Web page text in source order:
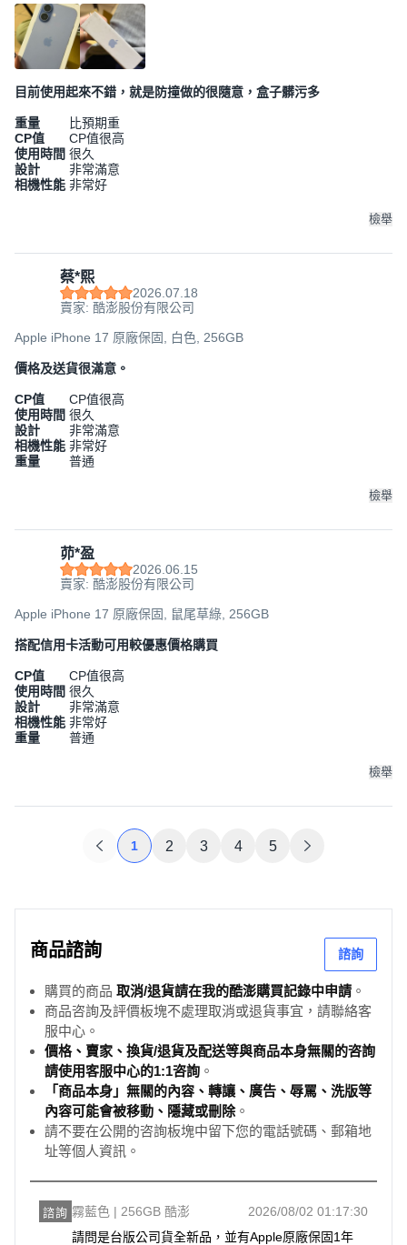
目前使用起來不錯，就是防撞做的很隨意，盒子髒污多
重量
比預期重
CP值
CP值很高
使用時間 很久
設計
非常滿意
相機性能 非常好
檢舉
蔡*熙
2026.07.18
賣家: 酷澎股份有限公司
Apple iPhone 17 原廠保固, 白色, 256GB
價格及送貨很滿意。
CP值
CP值很高
使用時間 很久
設計
非常滿意
相機性能 非常好
重量
普通
檢舉
茆*盈
2026.06.15
賣家: 酷澎股份有限公司
Apple iPhone 17 原廠保固, 鼠尾草綠, 256GB
搭配信用卡活動可用較優惠價格購買
CP值
CP值很高
使用時間 很久
設計
非常滿意
相機性能 非常好
重量
普通
檢舉
1 2 3 4 5
商品諮詢 諮詢
購買的商品 取消/退貨請在我的酷澎購買記錄中申請 。
商品咨詢及評價板塊不處理取消或退貨事宜，請聯絡客
服中心。
價格、賣家、換貨/退貨及配送等與商品本身無關的咨詢
請使用客服中心的1:1咨詢 。
「商品本身」無關的內容、轉讓、廣告、辱罵、洗版等
內容可能會被移動、隱藏或刪除。
請不要在公開的咨詢板塊中留下您的電話號碼、郵箱地
址等個人資訊。
諮詢 霧藍色 | 256GB 酷澎
2026/08/02 01:17:30
請問是台版公司貨全新品，並有Apple原廠保固1年